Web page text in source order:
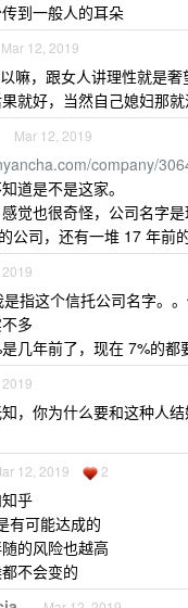
到一般人的耳朵
Mar 12, 2019
嘛，跟女人讲理性就是
就好，当然自己媳妇那
Mar 12, 2019
company/
道是不是这家。
觉也很奇怪，公司名字是
公司，还有一堆 17 年前
指这个信托公司名字。
多
几年前了，现在 7%的都
，你为什么要和这种人
12, 2019 2
乎
有可能达成的
的风险也越高
不会变的